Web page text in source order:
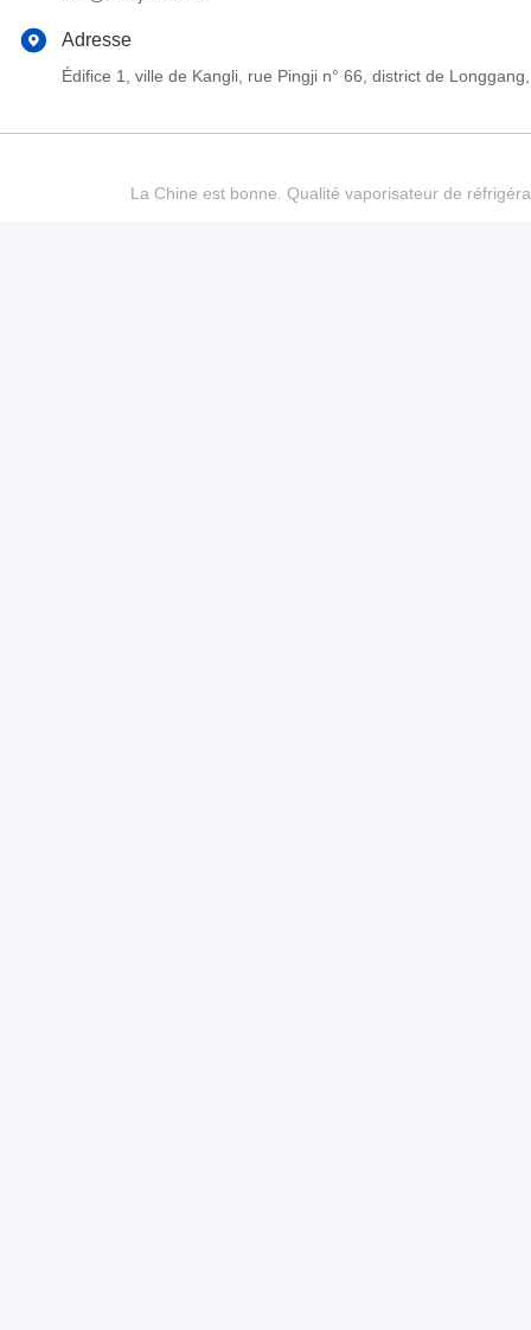
Adresse
Édifice 1, ville de Kangli, rue Pingji n° 66, district de
La Chine est bonne. Qualité vaporisateur de